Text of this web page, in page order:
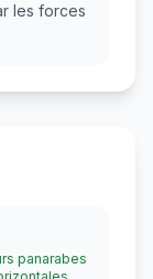
les forces
panarabes